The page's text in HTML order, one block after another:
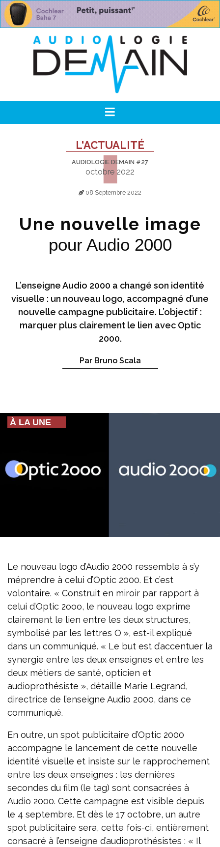
L'ACTUALITÉ
AUDIOLOGIE DEMAIN #27
octobre 2022
08 Septembre 2022
Une nouvelle image
pour Audio 2000
L’enseigne Audio 2000 a changé son identité
visuelle : un nouveau logo, accompagné d’une
nouvelle campagne publicitaire. L’objectif :
marquer plus clairement le lien avec Optic
2000.
Par Bruno Scala
À LA UNE
Le nouveau logo d’Audio 2000 ressemble à s’y
méprendre à celui d’Optic 2000. Et c’est
volontaire. « Construit en miroir par rapport à
celui d’Optic 2ooo, le nouveau logo exprime
clairement le lien entre les deux structures,
symbolisé par les lettres O », est-il expliqué
dans un communiqué. « Le but est d’accentuer la
synergie entre les deux enseignes et entre les
deux métiers de santé, opticien et
audioprothésiste », détaille Marie Legrand,
directrice de l’enseigne Audio 2000, dans ce
communiqué.
En outre, un spot publicitaire d’Optic 2000
accompagne le lancement de cette nouvelle
identité visuelle et insiste sur le rapprochement
entre les deux enseignes : les dernières
secondes du film (le tag) sont consacrées à
Audio 2000. Cette campagne est visible depuis
le 4 septembre. Et dès le 17 octobre, un autre
spot publicitaire sera, cette fois-ci, entièrement
consacré à l’enseigne d’audioprothésistes : « Il